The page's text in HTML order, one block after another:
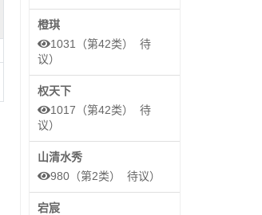
橙琪
1031（第42类） 待
议）
权天下
1017（第42类） 待
议）
山清水秀
980（第2类） 待议）
宕宸